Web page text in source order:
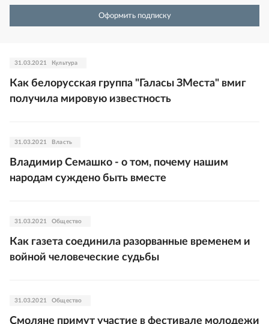
Оформить подписку
31.03.2021 Культура
Как белорусская группа "Галасы ЗМеста" вмиг
получила мировую известность
31.03.2021 Власть
Владимир Семашко - о том, почему нашим
народам суждено быть вместе
31.03.2021 Общество
Как газета соединила разорванные временем и
войной человеческие судьбы
31.03.2021 Общество
Смоляне примут участие в фестивале молодежи